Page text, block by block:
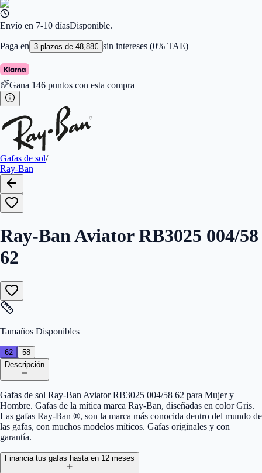
Forma:Aviador
Largo de la Varilla (mm) :140
Marca:Ray-Ban
Tipo de Cristales
Calibres
Envío en 7-10 díasDisponible.
Paga en 3 plazos de 48,88€ sin intereses (0% TAE)
Gana 146 puntos con esta compra
Gafas de sol/
Ray-Ban
Ray-Ban Aviator RB3025 004/58
62
Tamaños Disponibles
62
58
Descripción
Gafas de sol Ray-Ban Aviator RB3025 004/58 62 para Mujer y
Hombre. Gafas de la mítica marca Ray-Ban, diseñadas en color Gris.
Las gafas Ray-Ban ®, son la marca más conocida dentro del mundo de
las gafas, con muchos modelos míticos. Gafas originales y con
garantía.
Financia tus gafas hasta en 12 meses